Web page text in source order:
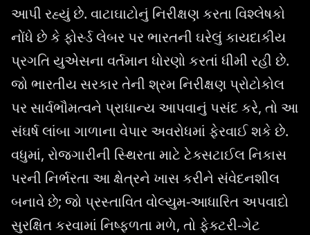
આપી રહ્યું છે. વાટાઘાટોનું નિરીક્ષણ કરતા વિશ્લેષકો
નોંધે છે કે ફોર્સ્ડ લેબર પર ભારતની ઘરેલું કાયદાકીય
પ્રગતિ યુએસના વર્તમાન ધોરણો કરતાં ધીમી રહી છે.
જો ભારતીય સરકાર તેની શ્રમ નિરીક્ષણ પ્રોટોકોલ
પર સાર્વભૌમત્વને પ્રાધાન્ય આપવાનું પસંદ કરે, તો આ
સંઘર્ષ લાંબા ગાળાના વેપાર અવરોધમાં ફેરવાઈ શકે છે.
વધુમાં, રોજગારીની સ્થિરતા માટે ટેક્સટાઈલ નિકાસ
પરની નિર્ભરતા આ ક્ષેત્રને ખાસ કરીને સંવેદનશીલ
બનાવે છે; જો પ્રસ્તાવિત વોલ્યુમ-આધારિત અપવાદો
સુરક્ષિત કરવામાં નિષ્ફળતા મળે, તો ફેક્ટરી-ગેટ